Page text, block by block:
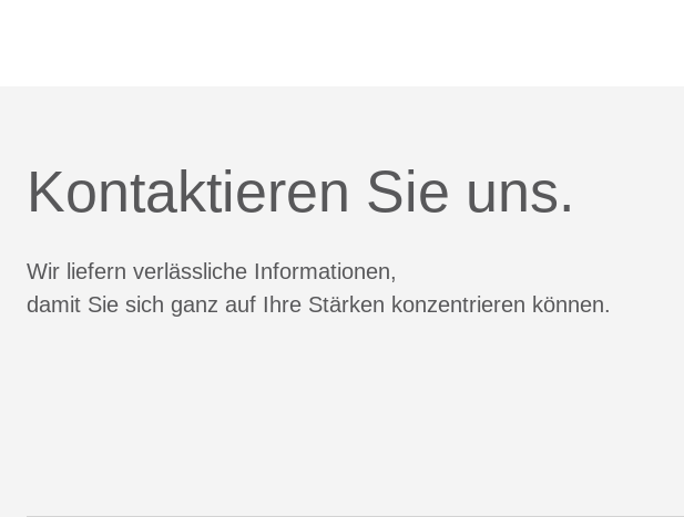
Kontaktieren Sie uns.
Wir liefern verlässliche Informationen,
damit Sie sich ganz auf Ihre Stärken konzentrieren können.